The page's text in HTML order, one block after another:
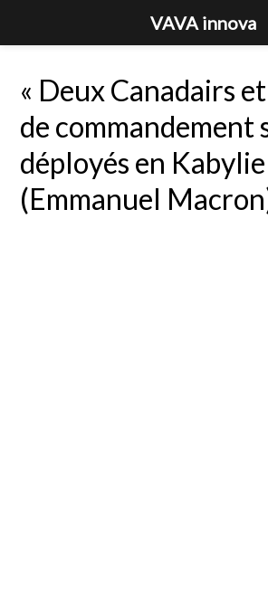
« Deux Canadairs
de commandement
déployés en Kabylie
(Emmanuel
VAVA innova